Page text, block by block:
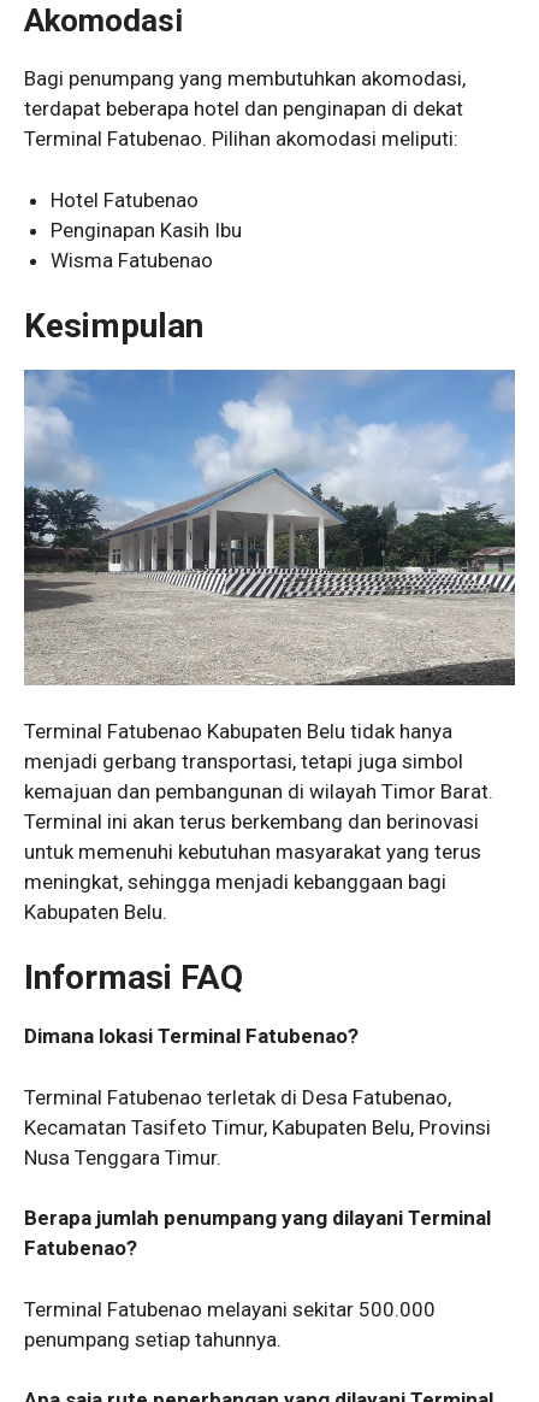
Akomodasi
Bagi penumpang yang membutuhkan akomodasi,
terdapat beberapa hotel dan penginapan di dekat
Terminal Fatubenao. Pilihan akomodasi meliputi:
Hotel Fatubenao
Penginapan Kasih Ibu
Wisma Fatubenao
Kesimpulan
Terminal Fatubenao Kabupaten Belu tidak hanya
menjadi gerbang transportasi, tetapi juga simbol
kemajuan dan pembangunan di wilayah Timor Barat.
Terminal ini akan terus berkembang dan berinovasi
untuk memenuhi kebutuhan masyarakat yang terus
meningkat, sehingga menjadi kebanggaan bagi
Kabupaten Belu.
Informasi FAQ
Dimana lokasi Terminal Fatubenao?
Terminal Fatubenao terletak di Desa Fatubenao,
Kecamatan Tasifeto Timur, Kabupaten Belu, Provinsi
Nusa Tenggara Timur.
Berapa jumlah penumpang yang dilayani Terminal
Fatubenao?
Terminal Fatubenao melayani sekitar 500.000
penumpang setiap tahunnya.